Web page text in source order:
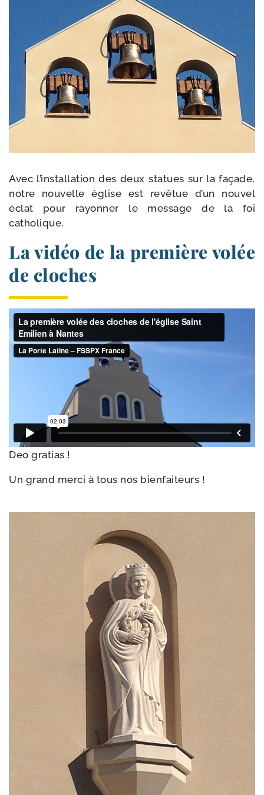
Avec l’installation des deux sta­tues sur la façade,
notre nou­velle église est revê­tue d’un nou­vel
éclat pour rayon­ner le mes­sage de la foi
catholique.
La vidéo de la première volée
de cloches
Deo gra­tias !
Un grand mer­ci à tous nos bienfaiteurs !